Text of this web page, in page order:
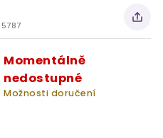
5787
Momentálně
nedostupné
Možnosti doručení